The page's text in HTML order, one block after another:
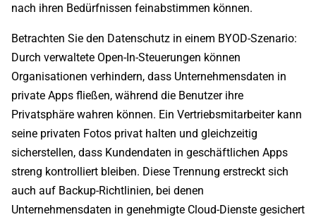
nach ihren Bedürfnissen feinabstimmen können.
Betrachten Sie den Datenschutz in einem BYOD-Szenario:
Durch verwaltete Open-In-Steuerungen können
Organisationen verhindern, dass Unternehmensdaten in
private Apps fließen, während die Benutzer ihre
Privatsphäre wahren können. Ein Vertriebsmitarbeiter kann
seine privaten Fotos privat halten und gleichzeitig
sicherstellen, dass Kundendaten in geschäftlichen Apps
streng kontrolliert bleiben. Diese Trennung erstreckt sich
auch auf Backup-Richtlinien, bei denen
Unternehmensdaten in genehmigte Cloud-Dienste gesichert